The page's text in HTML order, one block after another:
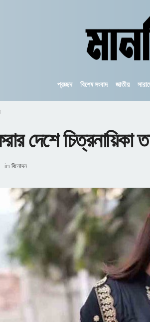
প্রচ্ছদ বিশেষ সংবাদ জাতীয়
দেশে চিত্রনায়িকা
in বিনোদন